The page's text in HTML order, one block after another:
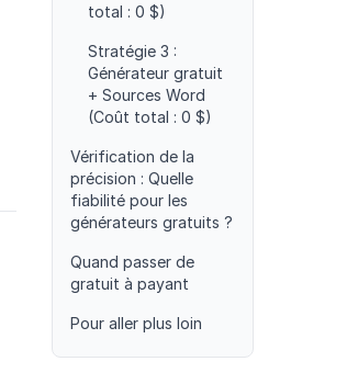
total : 0 $)
Stratégie 3 :
Générateur gratuit
+ Sources Word
(Coût total : 0 $)
Vérification de la
précision : Quelle
fiabilité pour les
générateurs gratuits ?
Quand passer de
gratuit à payant
Pour aller plus loin